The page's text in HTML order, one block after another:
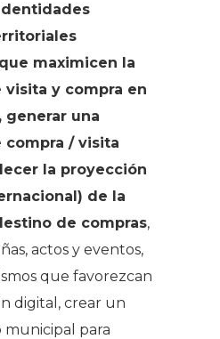
maximicen la
visita y compra en
generar una
compra / visita
la proyección
de la
de compras,
actos y eventos,
que favorezcan
digital, crear un
para